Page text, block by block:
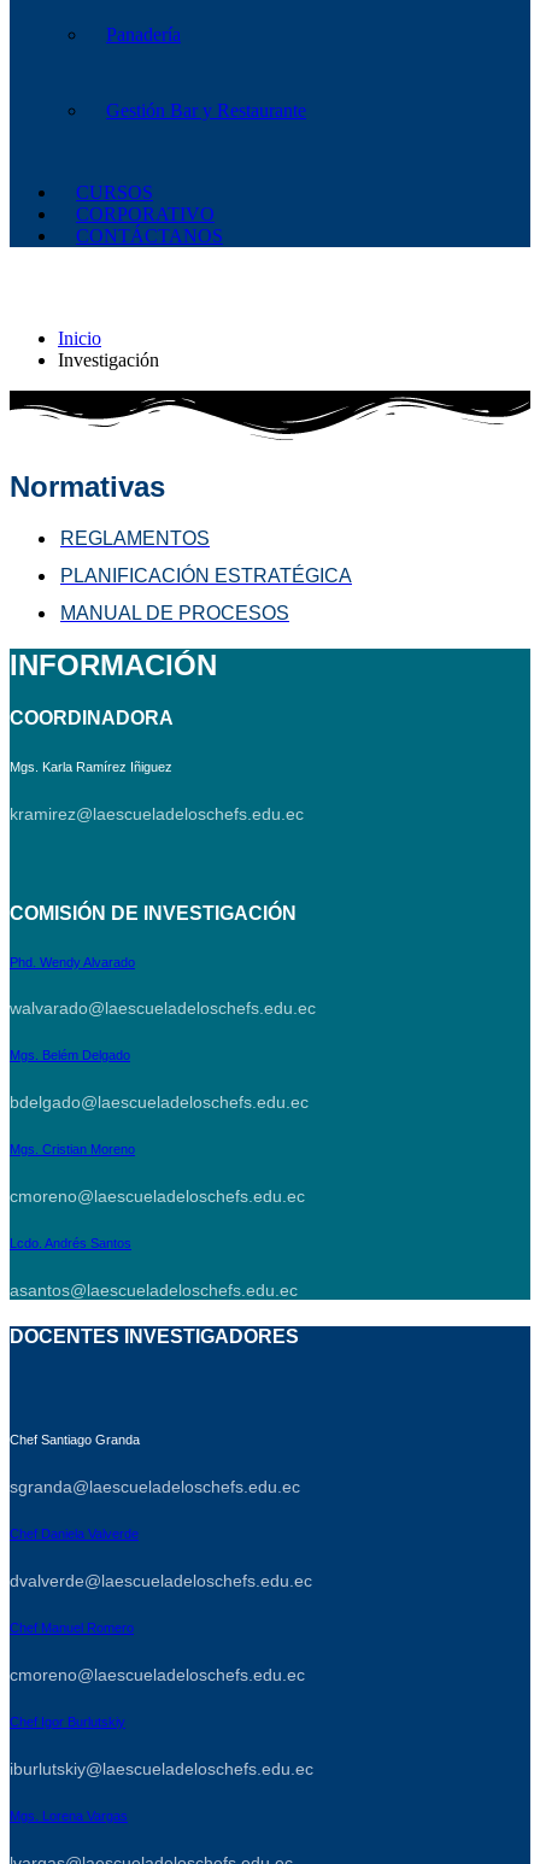
Panadería
Gestión Bar y Restaurante
CURSOS
CORPORATIVO
CONTÁCTANOS
Inicio
Investigación
Normativas
REGLAMENTOS
PLANIFICACIÓN ESTRATÉGICA
MANUAL DE PROCESOS
INFORMACIÓN
COORDINADORA
Mgs. Karla Ramírez Iñiguez
kramirez@laescueladeloschefs.edu.ec
COMISIÓN DE INVESTIGACIÓN
Phd. Wendy Alvarado
walvarado@laescueladeloschefs.edu.ec
Mgs. Belém Delgado
bdelgado@laescueladeloschefs.edu.ec
Mgs. Cristian Moreno
cmoreno@laescueladeloschefs.edu.ec
Lcdo. Andrés Santos
asantos@laescueladeloschefs.edu.ec
DOCENTES INVESTIGADORES
Chef Santiago Granda
sgranda@laescueladeloschefs.edu.ec
Chef Daniela Valverde
dvalverde@laescueladeloschefs.edu.ec
Chef Manuel Romero
cmoreno@laescueladeloschefs.edu.ec
Chef Igor Burlutskiy
iburlutskiy@laescueladeloschefs.edu.ec
Mgs. Lorena Vargas